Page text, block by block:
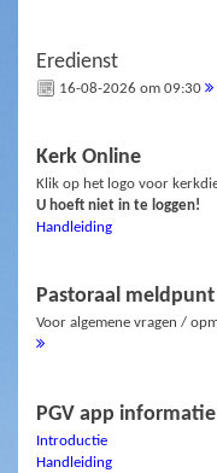
Eredienst
16-08-2026 om 09:30
Kerk Online
Klik op het logo voor
U hoeft niet in te loggen!
Handleiding
Pastoraal meldpunt
Voor algemene vragen /
PGV app informatie
Introductie
Handleiding